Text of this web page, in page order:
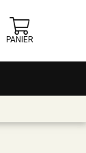
PANIER